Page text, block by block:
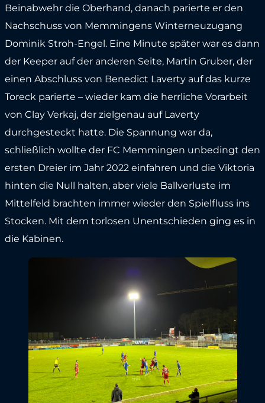
Beinabwehr die Oberhand, danach parierte er den
Nachschuss von Memmingens Winterneuzugang
Dominik Stroh-Engel. Eine Minute später war es dann
der Keeper auf der anderen Seite, Martin Gruber, der
einen Abschluss von Benedict Laverty auf das kurze
Toreck parierte – wieder kam die herrliche Vorarbeit
von Clay Verkaj, der zielgenau auf Laverty
durchgesteckt hatte. Die Spannung war da,
schließlich wollte der FC Memmingen unbedingt den
ersten Dreier im Jahr 2022 einfahren und die Viktoria
hinten die Null halten, aber viele Ballverluste im
Mittelfeld brachten immer wieder den Spielfluss ins
Stocken. Mit dem torlosen Unentschieden ging es in
die Kabinen.